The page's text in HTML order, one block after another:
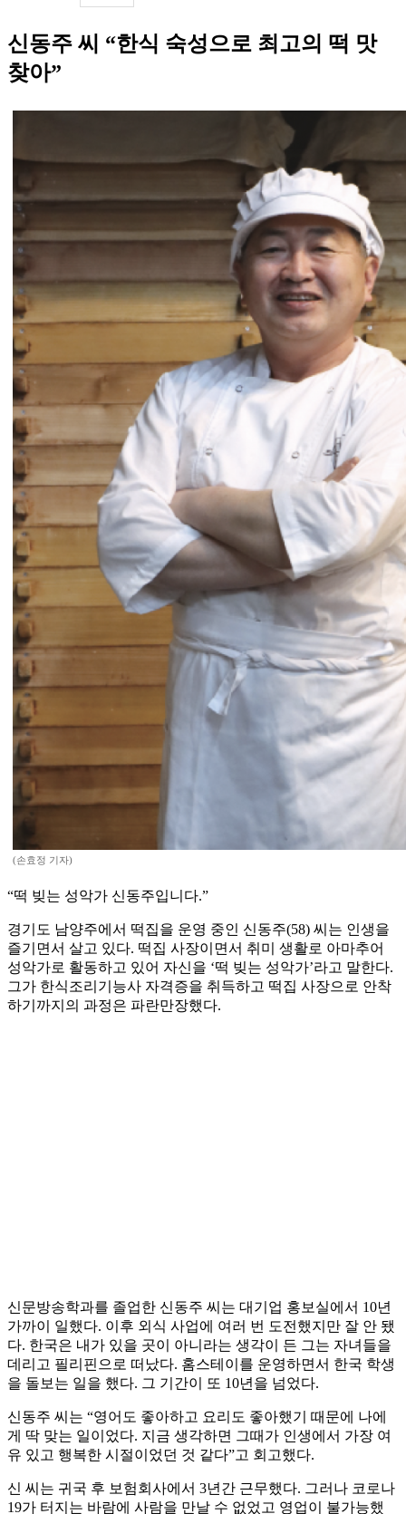
신동주 씨 “한식 숙성으로 최고의 떡 맛
찾아”
(손효정 기자)
“떡 빚는 성악가 신동주입니다.”
경기도 남양주에서 떡집을 운영 중인 신동주(58) 씨는 인생을
즐기면서 살고 있다. 떡집 사장이면서 취미 생활로 아마추어
성악가로 활동하고 있어 자신을 ‘떡 빚는 성악가’라고 말한다.
그가 한식조리기능사 자격증을 취득하고 떡집 사장으로 안착
하기까지의 과정은 파란만장했다.
신문방송학과를 졸업한 신동주 씨는 대기업 홍보실에서 10년
가까이 일했다. 이후 외식 사업에 여러 번 도전했지만 잘 안 됐
다. 한국은 내가 있을 곳이 아니라는 생각이 든 그는 자녀들을
데리고 필리핀으로 떠났다. 홈스테이를 운영하면서 한국 학생
을 돌보는 일을 했다. 그 기간이 또 10년을 넘었다.
신동주 씨는 “영어도 좋아하고 요리도 좋아했기 때문에 나에
게 딱 맞는 일이었다. 지금 생각하면 그때가 인생에서 가장 여
유 있고 행복한 시절이었던 것 같다”고 회고했다.
신 씨는 귀국 후 보험회사에서 3년간 근무했다. 그러나 코로나
19가 터지는 바람에 사람을 만날 수 없었고 영업이 불가능했